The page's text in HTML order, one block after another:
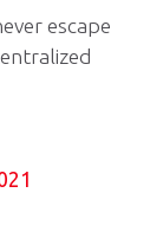
escape